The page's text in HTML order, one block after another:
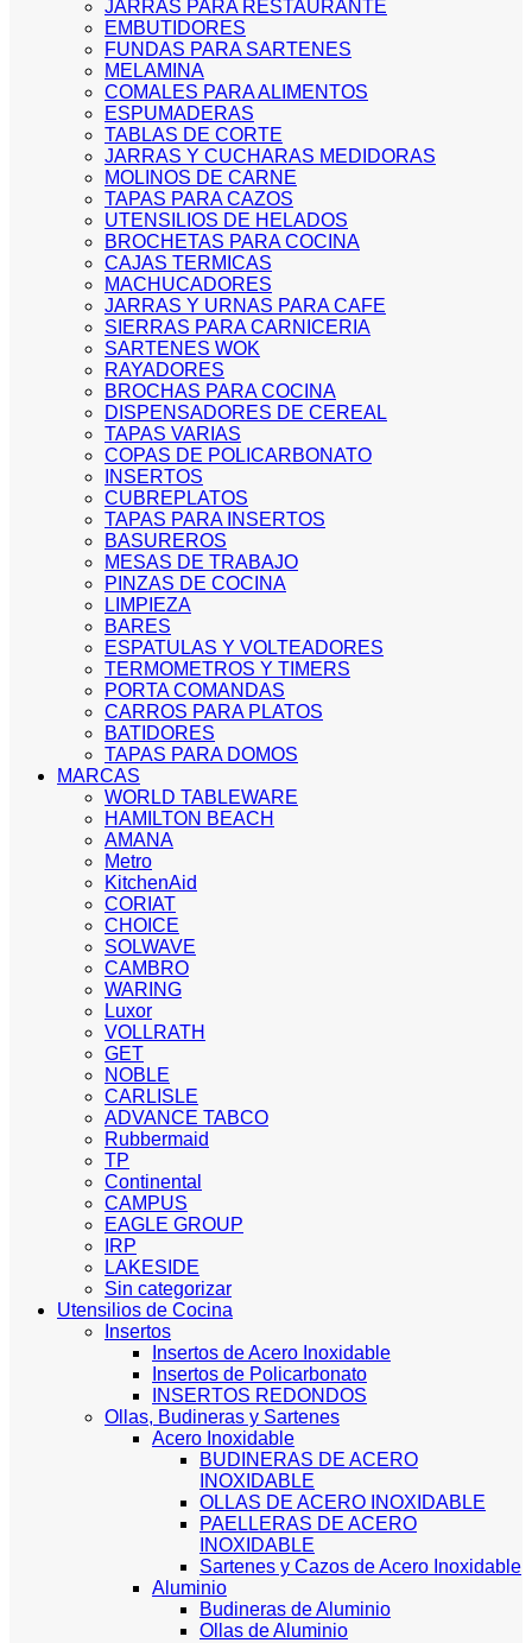
JARRAS PARA RESTAURANTE
EMBUTIDORES
FUNDAS PARA SARTENES
MELAMINA
COMALES PARA ALIMENTOS
ESPUMADERAS
TABLAS DE CORTE
JARRAS Y CUCHARAS MEDIDORAS
MOLINOS DE CARNE
TAPAS PARA CAZOS
UTENSILIOS DE HELADOS
BROCHETAS PARA COCINA
CAJAS TERMICAS
MACHUCADORES
JARRAS Y URNAS PARA CAFE
SIERRAS PARA CARNICERIA
SARTENES WOK
RAYADORES
BROCHAS PARA COCINA
DISPENSADORES DE CEREAL
TAPAS VARIAS
COPAS DE POLICARBONATO
INSERTOS
CUBREPLATOS
TAPAS PARA INSERTOS
BASUREROS
MESAS DE TRABAJO
PINZAS DE COCINA
LIMPIEZA
BARES
ESPATULAS Y VOLTEADORES
TERMOMETROS Y TIMERS
PORTA COMANDAS
CARROS PARA PLATOS
BATIDORES
TAPAS PARA DOMOS
MARCAS
WORLD TABLEWARE
HAMILTON BEACH
AMANA
Metro
KitchenAid
CORIAT
CHOICE
SOLWAVE
CAMBRO
WARING
Luxor
VOLLRATH
GET
NOBLE
CARLISLE
ADVANCE TABCO
Rubbermaid
TP
Continental
CAMPUS
EAGLE GROUP
IRP
LAKESIDE
Sin categorizar
Utensilios de Cocina
Insertos
Insertos de Acero Inoxidable
Insertos de Policarbonato
INSERTOS REDONDOS
Ollas, Budineras y Sartenes
Acero Inoxidable
BUDINERAS DE ACERO
INOXIDABLE
OLLAS DE ACERO INOXIDABLE
PAELLERAS DE ACERO
INOXIDABLE
Sartenes y Cazos de Acero Inoxidable
Aluminio
Budineras de Aluminio
Ollas de Aluminio